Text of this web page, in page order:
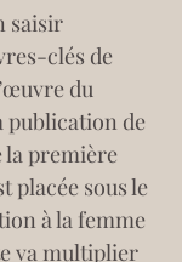
saisir
clés de
du
publication de
la première
placée sous le
à la femme
va multiplier